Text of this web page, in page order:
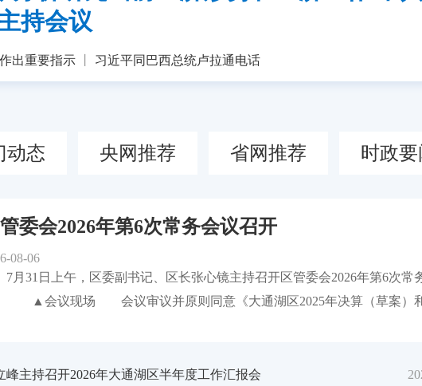
持会议
出重要指示 习近平同巴西总统卢拉通电话
动态 央网推荐 省网推荐 时政
委会2026年第6次常务会议召开
08-06
31日上午，区委副书记、区长张心镜主持召开区管委会2026年第6次常
▲会议现场 会议审议并原则同意《大通湖区2025年决算（草案）
峰主持召开2026年大通湖区半年度工作汇报会
大通湖区人民法院开展禁毒普法进校园活动
李强主持召开国务院常务会议 听取对服务业扩能提质和“六张网
划建设督查情况汇报等
李强主持召开经济形势专家和企业家座谈会